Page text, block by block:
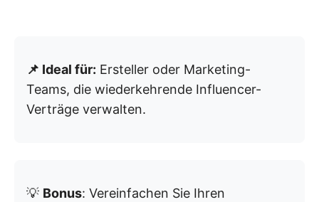
📌 Ideal für: Ersteller oder Marketing-
Teams, die wiederkehrende Influencer-
Verträge verwalten.
💡 Bonus: Vereinfachen Sie Ihren